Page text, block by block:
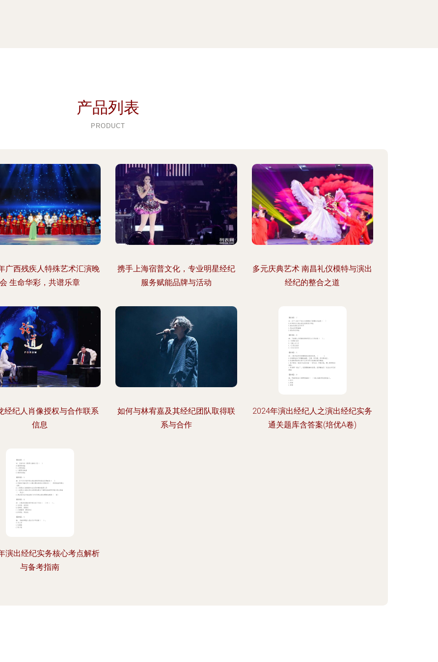
产品列表
PRODUCT
广西残疾人特殊艺术汇演晚
会 生命华彩，共谱乐章
携手上海宿普文化，专业明星经纪
服务赋能品牌与活动
多元庆典艺术 南昌礼仪模特与演出
经纪的整合之道
经纪人肖像授权与合作联系
信息
如何与林宥嘉及其经纪团队取得联
系与合作
2024年演出经纪人之演出经纪实务
通关题库含答案(培优A卷)
演出经纪实务核心考点解析
与备考指南